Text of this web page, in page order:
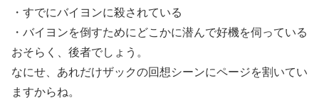
・すでにバイヨンに殺されている
・バイヨンを倒すためにどこかに潜んで好機を伺っている
おそらく、後者でしょう。
なにせ、あれだけザックの回想シーンにページを割いてい
ますからね。